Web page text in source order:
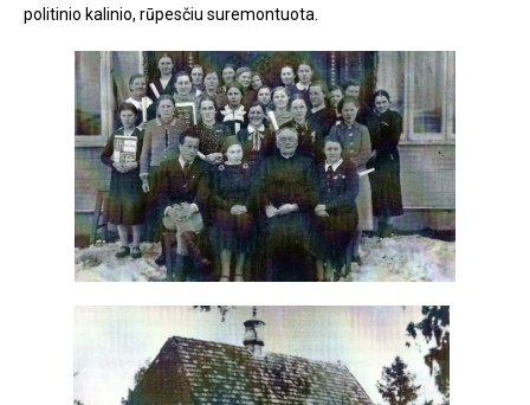
politinio kalinio, rūpesčiu suremontuota.